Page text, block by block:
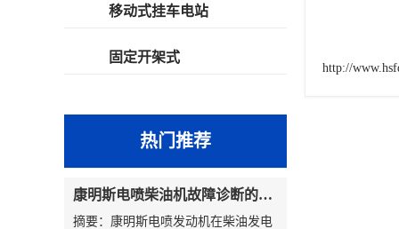
http://
移动式挂车电站
固定开架式
热门推荐
康明斯电喷柴油机故障诊断的解决思路
摘要：康明斯电喷发动机在柴油发电